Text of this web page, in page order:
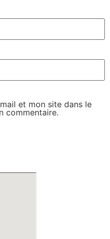
et mon site dans le
commentaire.